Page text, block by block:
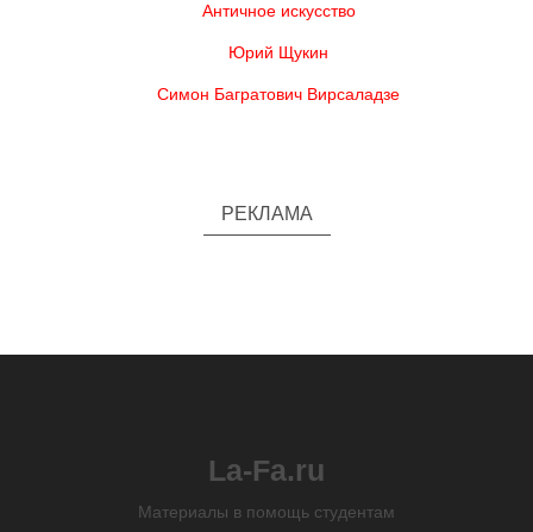
Античное искусство
Юрий Щукин
Симон Багратович Вирсаладзе
РЕКЛАМА
La-Fa.ru
Материалы в помощь студентам